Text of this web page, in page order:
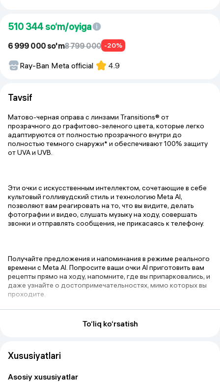
510 344 so‘m/oyiga
6 999 000 so'm8 799 000 -20%
Ray-Ban Meta official 4.9
Tavsif
Матово-черная оправа с линзами Transitions® от
прозрачного до графитово-зеленого цвета, которые легко
адаптируются от полностью прозрачного внутри до
полностью темного снаружи* и обеспечивают 100% защиту
от UVA и UVB.
Эти очки с искусственным интеллектом, сочетающие в себе
культовый голливудский стиль и технологию Meta AI,
позволяют вам реагировать на то, что вы видите, делать
фотографии и видео, слушать музыку на ходу, совершать
звонки и отправлять сообщения, не прикасаясь к телефону.
Получайте предложения и напоминания в режиме реального
времени с Meta AI. Попросите ваши очки AI приготовить вам
рецепты прямо на ходу, напомните, где вы припарковались, и
даже узнайте о достопримечательностях, мимо которых вы
проходите.
Запечатлейте то, что вы видите и слышите, без помощи рук.
фотографии и видео с помощью усовершенствованной
пятимикрофонной системы.
To‘liq ko‘rsatish
Xususiyatlari
Asosiy xususiyatlar